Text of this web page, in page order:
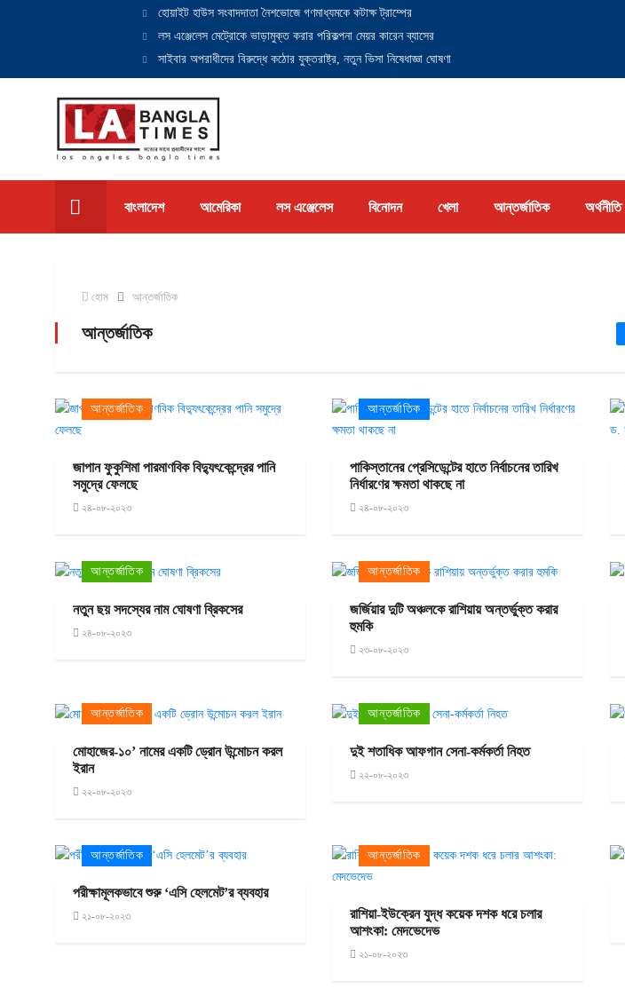
হোয়াইট হাউস সংবাদদাতা নৈশভোজে গণমাধ্যমকে কটাক্ষ ট্রাম্পের
লস এঞ্জেলেস মেট্রোকে ভাড়ামুক্ত করার পরিকল্পনা মেয়র কারেন ব্যাসের
সাইবার অপরাধীদের বিরুদ্ধে কঠোর যুক্তরাষ্ট্র, নতুন ভিসা নিষেধাজ্ঞা ঘোষণা
বাংলাদেশ আমেরিকা লস এঞ্জেলেস বিনোদন খেলা আন্তর্জাতিক অর্থনীতি
হোম আন্তর্জাতিক
আন্তর্জাতিক
আন্তর্জাতিক
জাপান ফুকুশিমা পারমাণবিক বিদ্যুৎকেন্দ্রের পানি
সমুদ্রে ফেলছে
২৪-০৮-২০২৩
আন্তর্জাতিক
পাকিস্তানের প্রেসিডেন্টের হাতে নির্বাচনের তারিখ
নির্ধারণের ক্ষমতা থাকছে না
২৪-০৮-২০২৩
আন্তর্জাতিক
নতুন ছয় সদস্যের নাম ঘোষণা ব্রিকসের
২৪-০৮-২০২৩
আন্তর্জাতিক
জর্জিয়ার দুটি অঞ্চলকে রাশিয়ায় অন্তর্ভুক্ত করার
হুমকি
২৩-০৮-২০২৩
আন্তর্জাতিক
মোহাজের-১০’ নামের একটি ড্রোন উন্মোচন করল
ইরান
২২-০৮-২০২৩
আন্তর্জাতিক
দুই শতাধিক আফগান সেনা-কর্মকর্তা নিহত
২২-০৮-২০২৩
আন্তর্জাতিক
পরীক্ষামূলকভাবে শুরু ‘এসি হেলমেট’র ব্যবহার
২১-০৮-২০২৩
আন্তর্জাতিক
রাশিয়া-ইউক্রেন যুদ্ধ কয়েক দশক ধরে চলার
আশংকা: মেদভেদেভ
২১-০৮-২০২৩